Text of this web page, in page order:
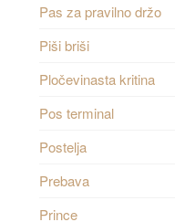
Pas za pravilno držo
Piši briši
Pločevinasta kritina
Pos terminal
Postelja
Prebava
Prince